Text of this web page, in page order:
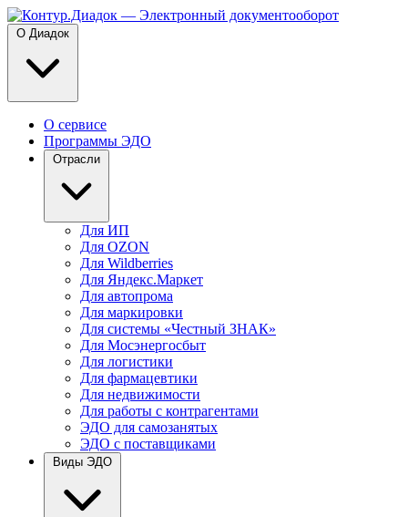
О Диадок
О сервисе
Программы ЭДО
Отрасли
Для ИП
Для OZON
Для Wildberries
Для Яндекс.Маркет
Для автопрома
Для маркировки
Для системы «Честный ЗНАК»
Для Мосэнергосбыт
Для логистики
Для фармацевтики
Для недвижимости
Для работы с контрагентами
ЭДО для самозанятых
ЭДО с поставщиками
Виды ЭДО